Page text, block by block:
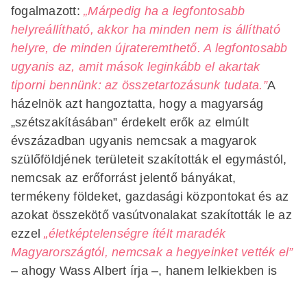
fogalmazott:„Márpedig ha a legfontosabb
helyreállítható, akkor ha minden nem is állítható
helyre, de minden újrateremthető. A legfontosabb
ugyanis az, amit mások leginkább el akartak
tiporni bennünk: az összetartozásunk tudata.”A
házelnök azt hangoztatta, hogy a magyarság
„szétszakításában” érdekelt erők az elmúlt
évszázadban ugyanis nemcsak a magyarok
szülőföldjének területeit szakították el egymástól,
nemcsak az erőforrást jelentő bányákat,
termékeny földeket, gazdasági központokat és az
azokat összekötő vasútvonalakat szakították le az
ezzel„életképtelenségre ítélt maradék
Magyarországtól, nemcsak a hegyeinket vették el”
– ahogy Wass Albert írja –, hanem lelkiekben is